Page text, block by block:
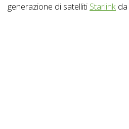
generazione di satelliti Starlink da